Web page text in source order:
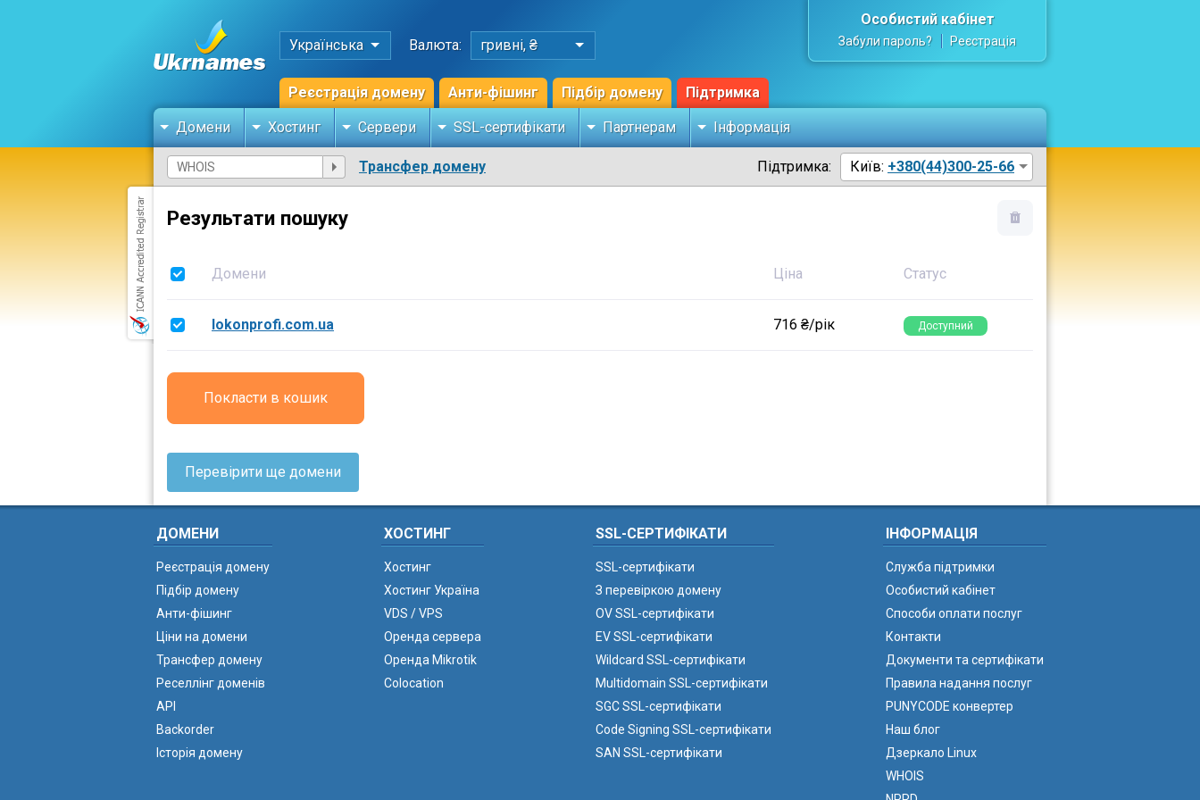
Українська Валюта: гривні, ₴
Реєстрація домену Анти-фішинг Підбір домену Підтримка
Особистий кабінет
Забули пароль? Реєстрація
Домени Хостинг Сервери SSL-сертифікати Партнерам Інформація
Трансфер домену Підтримка: Київ: +380(44)300-25-66
Результати пошуку
Домени Ціна Статус
lokonprofi.com.ua 716 ₴/рік Доступний
Покласти в кошик
Перевірити ще домени
ДОМЕНИ
Реєстрація домену
Підбір домену
Анти-фішинг
Ціни на домени
Трансфер домену
Реселлінг доменів
API
Backorder
Історія домену
ХОСТИНГ
Хостинг
Хостинг Україна
VDS / VPS
Оренда сервера
Оренда Mikrotik
Colocation
SSL-СЕРТИФІКАТИ
SSL-сертифікати
З перевіркою домену
OV SSL-сертифікати
EV SSL-сертифікати
Wildcard SSL-сертифікати
Multidomain SSL-сертифікати
SGC SSL-сертифікати
Code Signing SSL-сертифікати
SAN SSL-сертифікати
ІНФОРМАЦІЯ
Служба підтримки
Особистий кабінет
Способи оплати послуг
Контакти
Документи та сертифікати
Правила надання послуг
PUNYCODE конвертер
Наш блог
Дзеркало Linux
WHOIS